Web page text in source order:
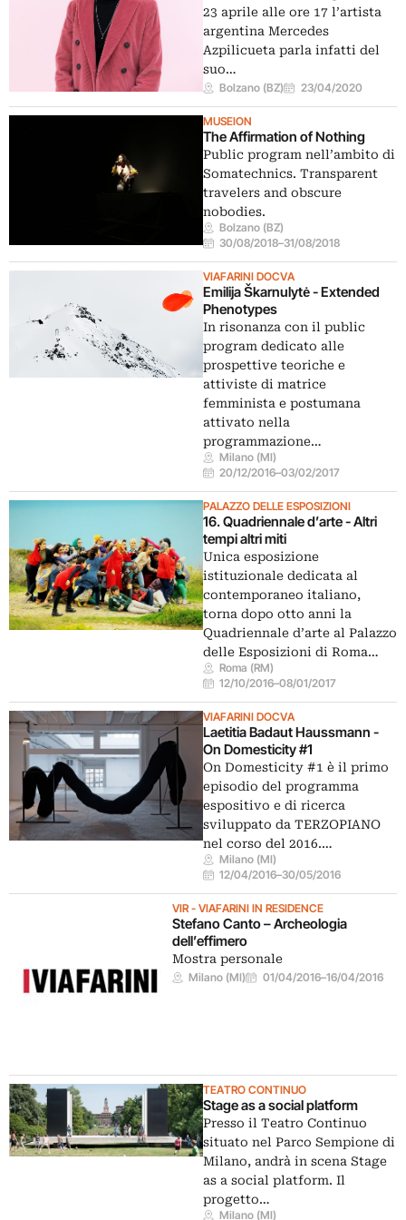
23 aprile alle ore 17 l’artista
argentina Mercedes
Azpilicueta parla infatti del
suo…
Bolzano (BZ) 23/04/2020
MUSEION
The Affirmation of Nothing
Public program nell’ambito di
Somatechnics. Transparent
travelers and obscure
nobodies.
Bolzano (BZ)
30/08/2018–31/08/2018
VIAFARINI DOCVA
Emilija Škarnulytė - Extended
Phenotypes
In risonanza con il public
program dedicato alle
prospettive teoriche e
attiviste di matrice
femminista e postumana
attivato nella
programmazione…
Milano (MI)
20/12/2016–03/02/2017
PALAZZO DELLE ESPOSIZIONI
16. Quadriennale d’arte - Altri
tempi altri miti
Unica esposizione
istituzionale dedicata al
contemporaneo italiano,
torna dopo otto anni la
Quadriennale d’arte al Palazzo
delle Esposizioni di Roma…
Roma (RM)
12/10/2016–08/01/2017
VIAFARINI DOCVA
Laetitia Badaut Haussmann -
On Domesticity #1
On Domesticity #1 è il primo
episodio del programma
espositivo e di ricerca
sviluppato da TERZOPIANO
nel corso del 2016.…
Milano (MI)
12/04/2016–30/05/2016
VIR - VIAFARINI IN RESIDENCE
Stefano Canto – Archeologia
dell’effimero
Mostra personale
Milano (MI) 01/04/2016–16/04/2016
TEATRO CONTINUO
Stage as a social platform
Presso il Teatro Continuo
situato nel Parco Sempione di
Milano, andrà in scena Stage
as a social platform. Il
progetto…
Milano (MI)